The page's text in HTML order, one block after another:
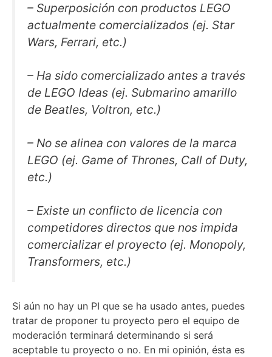
– Superposición con productos LEGO
actualmente comercializados (ej. Star
Wars, Ferrari, etc.)
– Ha sido comercializado antes a través
de LEGO Ideas (ej. Submarino amarillo
de Beatles, Voltron, etc.)
– No se alinea con valores de la marca
LEGO (ej. Game of Thrones, Call of Duty,
etc.)
– Existe un conflicto de licencia con
competidores directos que nos impida
comercializar el proyecto (ej. Monopoly,
Transformers, etc.)
Si aún no hay un PI que se ha usado antes, puedes
tratar de proponer tu proyecto pero el equipo de
moderación terminará determinando si será
aceptable tu proyecto o no. En mi opinión, ésta es